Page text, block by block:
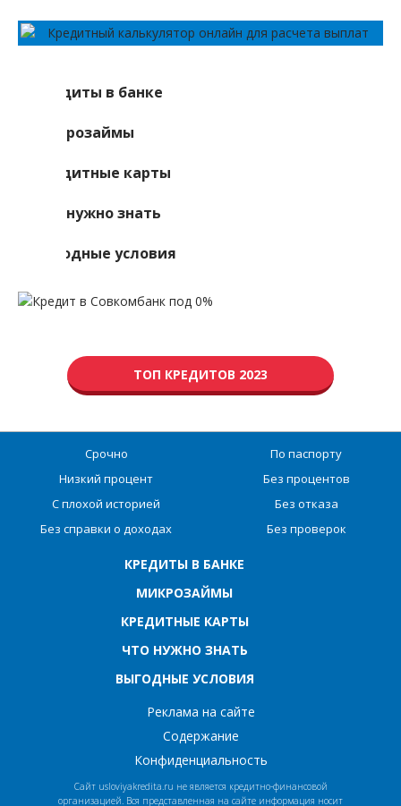
Кредиты в банке
Микрозаймы
Кредитные карты
Что нужно знать
Выгодные условия
ТОП КРЕДИТОВ 2023
Срочно
Низкий процент
С плохой историей
Без справки о доходах
По паспорту
Без процентов
Без отказа
Без проверок
КРЕДИТЫ В БАНКЕ
МИКРОЗАЙМЫ
КРЕДИТНЫЕ КАРТЫ
ЧТО НУЖНО ЗНАТЬ
ВЫГОДНЫЕ УСЛОВИЯ
Реклама на сайте
Содержание
Конфиденциальность
Сайт usloviyakredita.ru не является кредитно-финансовой
организацией. Вся представленная на сайте информация носит